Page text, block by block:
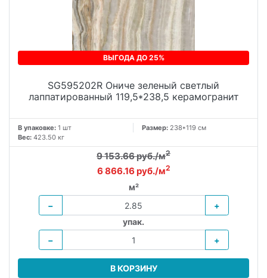
ВЫГОДА ДО 25%
SG595202R Ониче зеленый светлый
лаппатированный 119,5*238,5 керамогранит
В упаковке: 1 шт Размер: 238*119 см
Вес: 423.50 кг
9 153.66 руб./м2
6 866.16 руб./м2
м²
−
+
упак.
−
+
В КОРЗИНУ